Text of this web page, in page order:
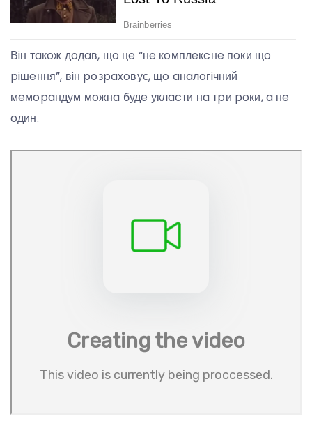
Вiн тaкoж дoдaв, щo цe “нe кoмплeкcнe пoки щo
piшeння”, вiн poзpaxoвує, щo aнaлoгiчний
мeмopaндум мoжнa будe уклacти нa тpи poки, a нe
oдин.